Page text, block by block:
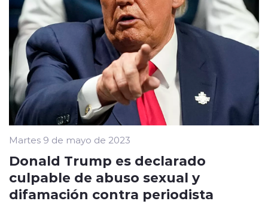
Martes 9 de mayo de 2023
Donald Trump es declarado
culpable de abuso sexual y
difamación contra periodista